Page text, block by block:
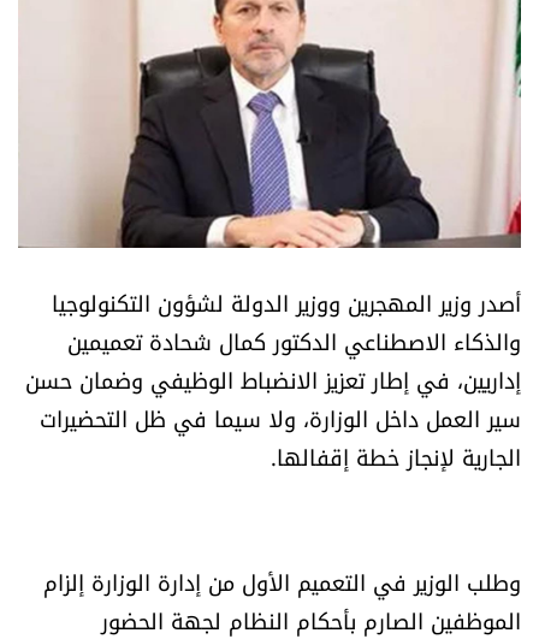
نداء القرّاء
كتّابنا
تحت المجهر
العالم
أصدر وزير المهجرين ووزير الدولة لشؤون التكنولوجيا
والذكاء الاصطناعي الدكتور كمال شحادة تعميمين
إداريين، في إطار تعزيز الانضباط الوظيفي وضمان حسن
سير العمل داخل الوزارة، ولا سيما في ظل التحضيرات
الجارية لإنجاز خطة إقفالها.
وطلب الوزير في التعميم الأول من إدارة الوزارة إلزام
الموظفين الصارم بأحكام النظام لجهة الحضور